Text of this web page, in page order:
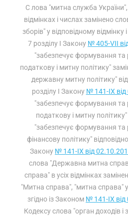
С лова "митна служба
відмінках і числах замінено
зборів" у відповідному відмінку
7 розділу I Закону № 405-VII
"забезпечує формування та
податкову і митну політику"
державну митну політику"
розділу I Закону № 141-IX
"забезпечує формування та
податкову і митну
"забезпечує формування та
фінансову політику"
Закону № 141-IX від
слова "Державна митна
справа" в усіх відмінках
"Митна справа", "митна справа" у
згідно із Законом № 141-IX від
Кодексу слова "орган доходів і